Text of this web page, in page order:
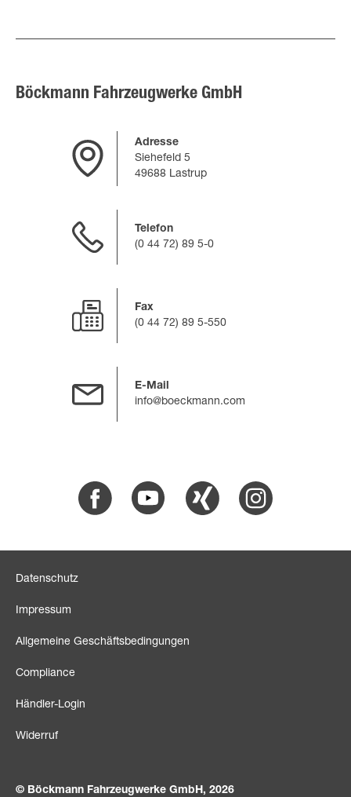
Böckmann Fahrzeugwerke GmbH
Adresse
Siehefeld 5
49688 Lastrup
Telefon
(0 44 72) 89 5-0
Fax
(0 44 72) 89 5-550
E-Mail
info@boeckmann.com
Facebook Youtube Xing Instagram
Datenschutz
Impressum
Allgemeine Geschäftsbedingungen
Compliance
Händler-Login
Widerruf
© Böckmann Fahrzeugwerke GmbH, 2026